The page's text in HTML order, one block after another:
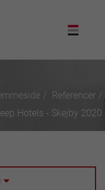
Referencer
Hotels - Skejby 2020
